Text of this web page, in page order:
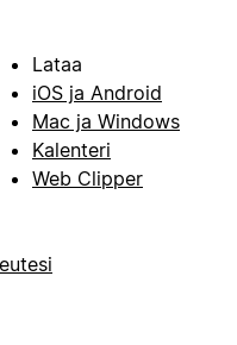
Lataa
iOS ja Android
Mac ja Windows
Kalenteri
Web Clipper